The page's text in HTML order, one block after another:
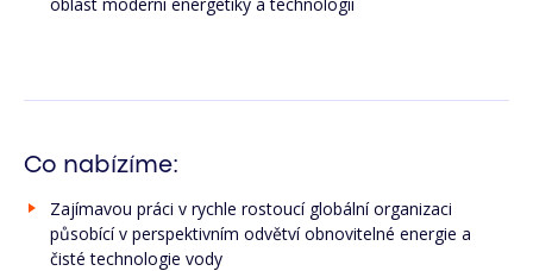
Co nabízíme:
Zajímavou práci v rychle rostoucí globální organizaci
působící v perspektivním odvětví obnovitelné energie a
čisté technologie vody